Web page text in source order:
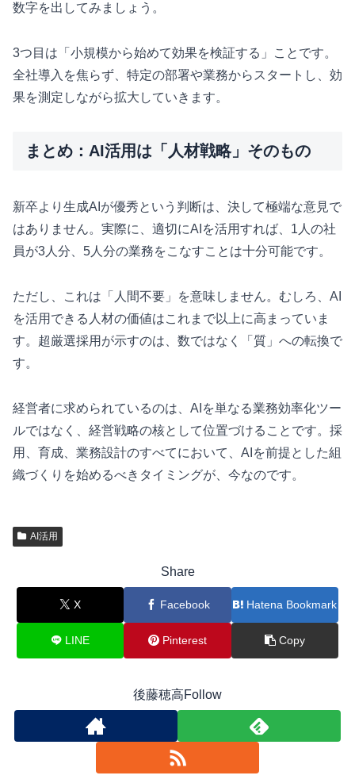
数字を出してみましょう。
3つ目は「小規模から始めて効果を検証する」ことです。
全社導入を焦らず、特定の部署や業務からスタートし、効
果を測定しながら拡大していきます。
まとめ：AI活用は「人材戦略」そのもの
新卒より生成AIが優秀という判断は、決して極端な意見で
はありません。実際に、適切にAIを活用すれば、1人の社
員が3人分、5人分の業務をこなすことは十分可能です。
ただし、これは「人間不要」を意味しません。むしろ、AI
を活用できる人材の価値はこれまで以上に高まっていま
す。超厳選採用が示すのは、数ではなく「質」への転換で
す。
経営者に求められているのは、AIを単なる業務効率化ツー
ルではなく、経営戦略の核として位置づけることです。採
用、育成、業務設計のすべてにおいて、AIを前提とした組
織づくりを始めるべきタイミングが、今なのです。
AI活用
Share
X Facebook Hatena Bookmark
LINE Pinterest Copy
後藤穂高Follow